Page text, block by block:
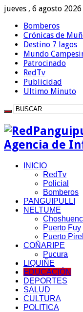
jueves , 6 agosto 2026
Bomberos
Crónicas de
Destino 7 lagos
Mundo
Patrocinado
RedTv
Publicidad
Ultimo Minuto
Agencia de
INICIO
RedTv
Policial
Bomberos
PANGUIPULLI
NELTUME
Puerto Fuy
Puerto
COÑARIPE
Pucura
LIQUIÑE
EDUCACIÓN
DEPORTES
SALUD
CULTURA
POLITICA